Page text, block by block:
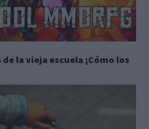
de la vieja escuela ¡Cómo los